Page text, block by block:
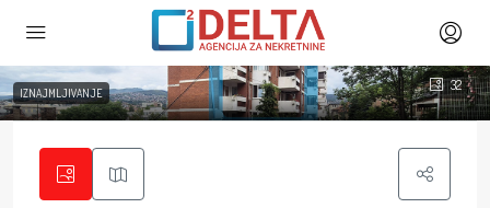
32
IZNAJMLJIVANJE